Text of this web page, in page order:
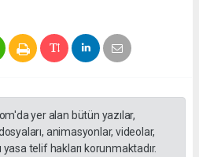
yer alan bütün yazılar,
animasyonlar, videolar,
telif hakları korunmaktadır.